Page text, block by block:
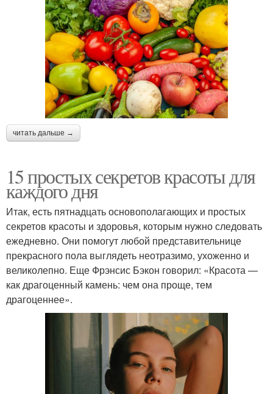
читать дальше →
15 простых секретов красоты для
каждого дня
Итак, есть пятнадцать основополагающих и простых
секретов красоты и здоровья, которым нужно следовать
ежедневно. Они помогут любой представительнице
прекрасного пола выглядеть неотразимо, ухоженно и
великолепно. Еще Фрэнсис Бэкон говорил: «Красота —
как драгоценный камень: чем она проще, тем
драгоценнее».